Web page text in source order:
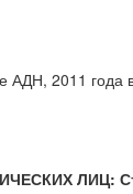
АДН, 2011 года
ЛИЦ: